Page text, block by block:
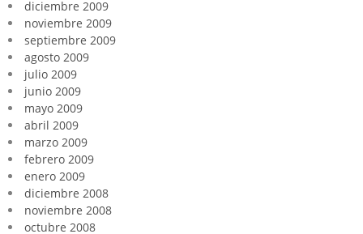
diciembre 2009
noviembre 2009
septiembre 2009
agosto 2009
julio 2009
junio 2009
mayo 2009
abril 2009
marzo 2009
febrero 2009
enero 2009
diciembre 2008
noviembre 2008
octubre 2008